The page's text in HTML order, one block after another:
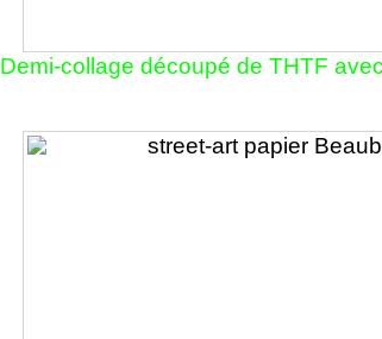
Demi-collage découpé de THTF